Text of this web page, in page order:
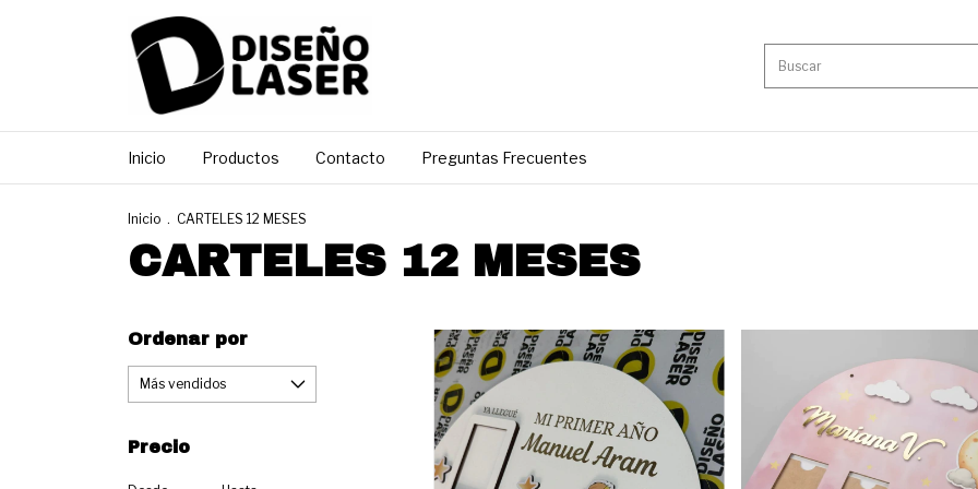
Inicio Productos Contacto Preguntas Frecuentes
Inicio . CARTELES 12 MESES
CARTELES 12 MESES
Ordenar por
Precio